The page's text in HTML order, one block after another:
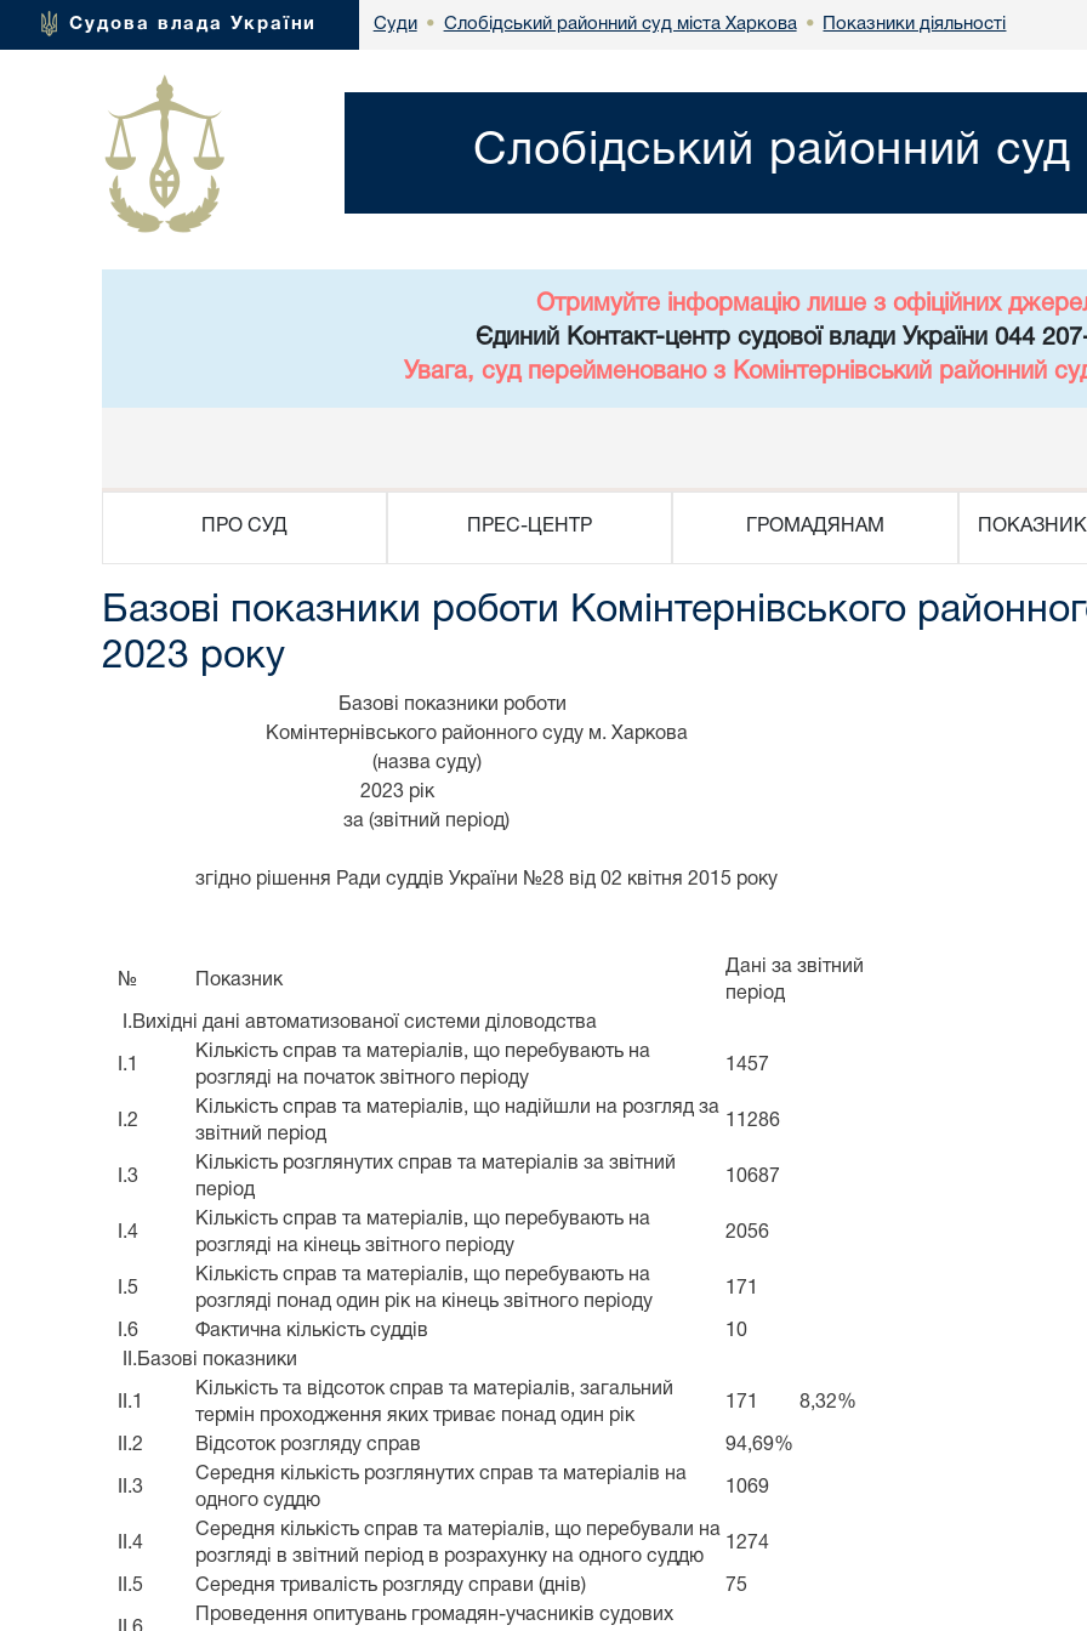
Судова влада України Суди • Слобідський районний суд міста Харкова • Показники діяльності
Слобідський районний суд
Отримуйте інформацію лише з офіційних
Єдиний Контакт-центр судової влади України 044
Увага, суд перейменовано з Комінтернівський районний
ПРО СУД ПРЕС-ЦЕНТР ГРОМАДЯНАМ
Базові показники роботи Комінтернівського
2023 року
Базові показники роботи
Комінтернівського районного суду м. Харкова
(назва суду)
2023 рік
за (звітний період)
згідно рішення Ради суддів України №28 від 02 квітня 2015 року
№ Показник
Дані за звітний
період
I.Вихідні дані автоматизованої системи діловодства
I.1
Кількість справ та матеріалів, що перебувають на
розгляді на початок звітного періоду
1457
I.2
Кількість справ та матеріалів, що надійшли на розгляд за
звітний період
11286
I.3
Кількість розглянутих справ та матеріалів за звітний
період
10687
I.4
Кількість справ та матеріалів, що перебувають на
розгляді на кінець звітного періоду
2056
I.5
Кількість справ та матеріалів, що перебувають на
розгляді понад один рік на кінець звітного періоду
171
I.6 Фактична кількість суддів
10
II.Базові показники
II.1
Кількість та відсоток справ та матеріалів, загальний
термін проходження яких триває понад один рік
171 8,32%
II.2 Відсоток розгляду справ 94,69%
II.3
Середня кількість розглянутих справ та матеріалів на
одного суддю
1069
II.4
Середня кількість справ та матеріалів, що перебували на
розгляді в звітний період в розрахунку на одного суддю
1274
II.5 Середня тривалість розгляду справи (днів) 75
Проведення опитувань громадян-учасників судових